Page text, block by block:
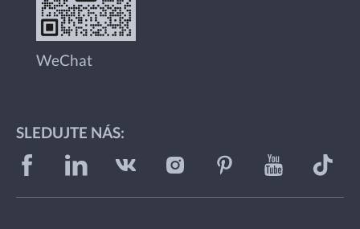
WeChat
SLEDUJTE NÁS: